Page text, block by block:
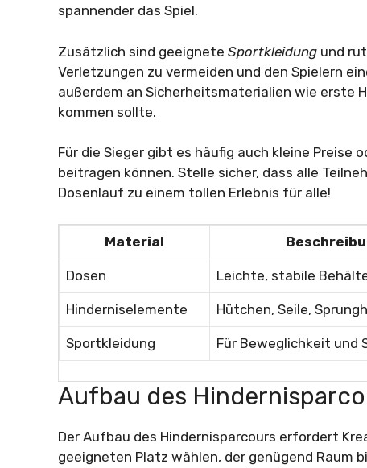
spannender das Spiel.
Zusätzlich sind geeignete Sportkleidung und
Verletzungen zu vermeiden und den Spielern
außerdem an Sicherheitsmaterialien wie erste
kommen sollte.
Für die Sieger gibt es häufig auch kleine Preise
beitragen können. Stelle sicher, dass alle
Dosenlauf zu einem tollen Erlebnis für alle!
Material
Dosen Leichte, stabile
Hinderniselemente Hütchen, Seile,
Sportkleidung Für Beweglichkeit und
Aufbau des
Der Aufbau des Hindernisparcours erfordert
geeigneten Platz wählen, der genügend Raum